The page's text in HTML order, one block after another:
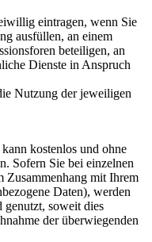
eintragen, wenn Sie
ausfüllen, an einem
beteiligen, an
Dienste in Anspruch
Nutzung der jeweiligen
kostenlos und ohne
Sofern Sie bei einzelnen
Zusammenhang mit Ihrem
Daten), werden
genutzt, soweit dies
der überwiegenden